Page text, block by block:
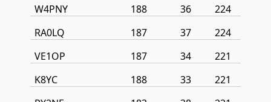
W4PNY
188 36
224
RA0LQ
187 37
224
VE1OP
187 34
221
K8YC
188 33
221